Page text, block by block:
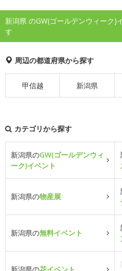
新潟県 のGW(ゴールデンウィーク)
す
周辺の都道府県から探す
甲信越 新潟県
カテゴリから探す
新潟県のGW(ゴールデンウィ
ーク)イベント
新潟県の物産展
新潟県の無料イベント